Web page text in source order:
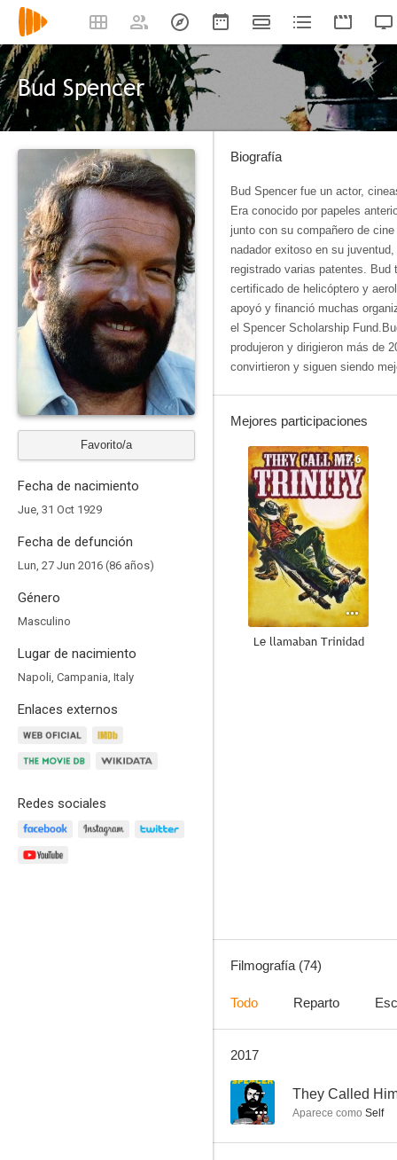
Bud Spencer
Favorito/a
Fecha de nacimiento
Jue, 31 Oct 1929
Fecha de defunción
Lun, 27 Jun 2016 (86 años)
Género
Masculino
Lugar de nacimiento
Napoli, Campania, Italy
Enlaces externos
Redes sociales
Biografía
Bud Spencer fue un actor,
Era conocido por papeles
junto con su compañero de
nadador exitoso en su
registrado varias patentes.
certificado de helicóptero y
apoyó y financió muchas
el Spencer Scholarship
produjeron y dirigieron más de
convirtieron y siguen siendo
Mejores participaciones
7.6
Le llamaban Trinidad
7.2
Filmografía (74)
Todo Reparto
2017
-- They Called
Aparece como Self